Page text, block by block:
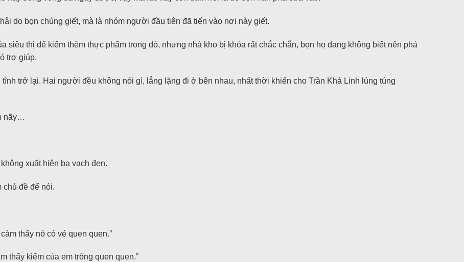
do bọn chúng giết, mà là nhóm người đầu tiên đã tiến vào nơi này giết.
siêu thị để kiếm thêm thực phẩm trong đó, nhưng nhà kho bị khóa rất chắc chắn, bọn họ đang không biết nên phá
trợ giúp.
trở lại. Hai người đều không nói gì, lẳng lặng đi ở bên nhau, nhất thời khiến cho Trần Khả Linh lúng túng
nãy…
xuất hiện ba vạch đen.
chủ đề để nói.
thấy nó có vẻ quen quen.”
thấy kiếm của em trông quen quen.”